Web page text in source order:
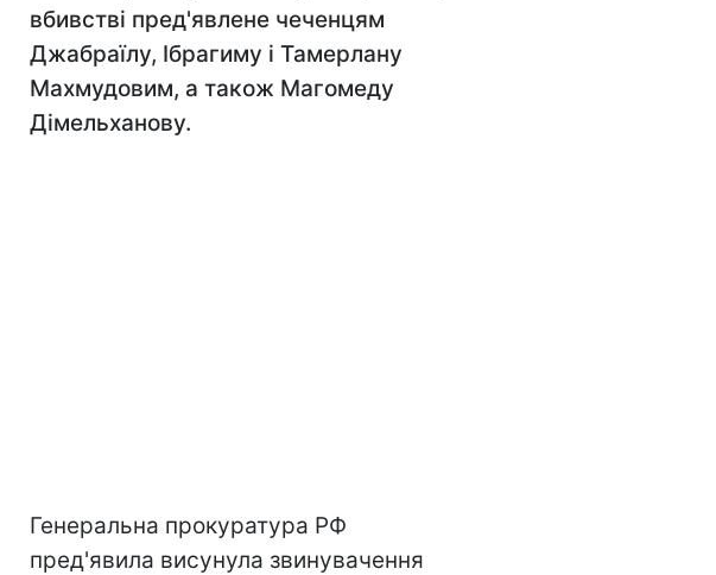
вбивстві пред'явлене чеченцям
Джабраїлу, Ібрагиму і Тамерлану
Махмудовим, а також Магомеду
Дімельханову.
Генеральна прокуратура РФ
пред'явила висунула звинувачення